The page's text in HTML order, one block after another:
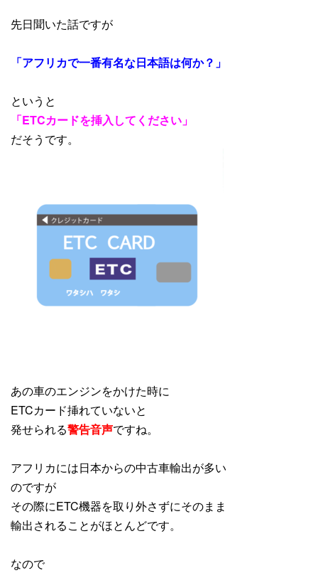
先日聞いた話ですが
「アフリカで一番有名な日本語は何か？」
というと
「ETCカードを挿入してください」
だそうです。
あの車のエンジンをかけた時に
ETCカード挿れていないと
発せられる警告音声ですね。
アフリカには日本からの中古車輸出が多い
のですが
その際にETC機器を取り外さずにそのまま
輸出されることがほとんどです。
なので